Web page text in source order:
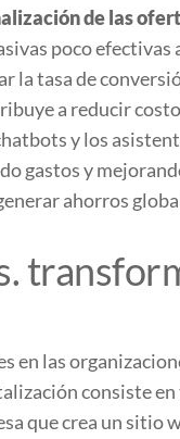
de las
poco
la tasa de
a reducir
y los
gastos y
ahorros
en las
consiste
que crea un sitio